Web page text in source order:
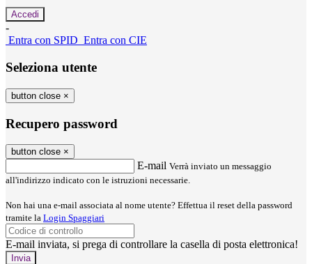
-
Entra con SPID Entra con CIE
Seleziona utente
button close ×
Recupero password
button close ×
E-mail Verrà inviato un messaggio
all'indirizzo indicato con le istruzioni necessarie.
Non hai una e-mail associata al nome utente? Effettua il reset della password
tramite la Login Spaggiari
E-mail inviata, si prega di controllare la casella di posta elettronica!